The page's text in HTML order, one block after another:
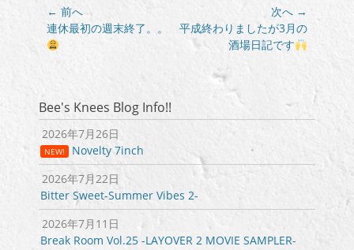
投
稿
ナ
ー
シ
ョ
ン
← 前へ
前
の
連休最初の週末終了。。
次へ →
次
平成終わりましたが3月の
酒場日記です
Bee's Knees Blog Info!!
2026年7月26日
NEW!
Novelty 7inch
2026年7月22日
Bitter Sweet-Summer Vibes 2-
2026年7月11日
Break Room Vol.25 -LAYOVER 2 MOVIE SAMPLER-